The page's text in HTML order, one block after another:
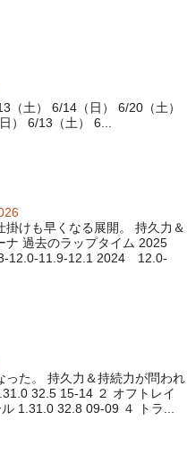
（土） 6/14（日） 6/20（土）
） 6/13（土） 6...
けも早くなる展開。 持久力＆
ナ 過去のラップタイム 2025
12.0-11.9-12.1 2024 12.0-
った。 持久力＆持続力が問われ
32.5 15-14 ２ オフトレイ
1.31.0 32.8 09-09 ４ トラ...